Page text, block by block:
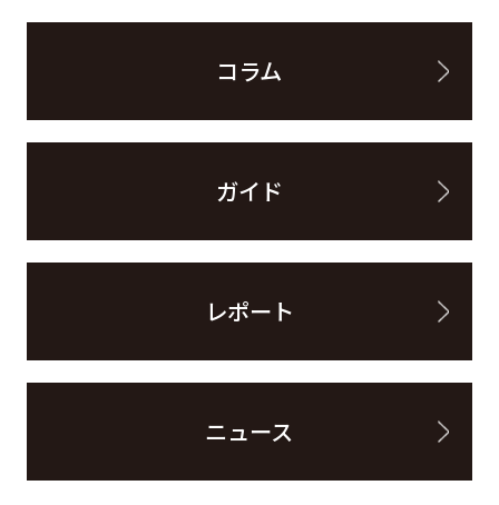
コラム
ガイド
レポート
ニュース